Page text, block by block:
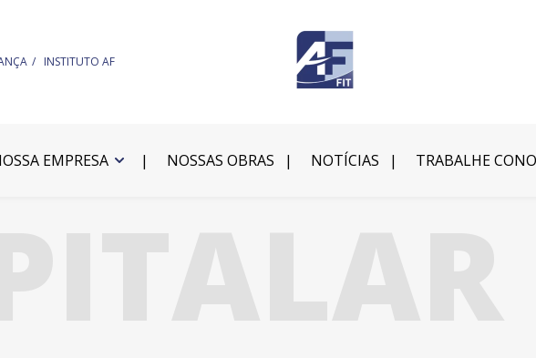
INSTITUTO AF
EMPRESA NOSSAS OBRAS NOTÍCIAS TRABALHE